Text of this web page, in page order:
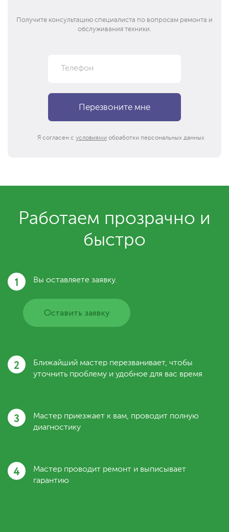
Получите консультацию специалиста по вопросам ремонта и
обслуживания техники.
Я согласен с условиями обработки персональных данных
Работаем прозрачно и
быстро
1 Вы оставляете заявку.
Оставить заявку
2
Ближайший мастер перезванивает, чтобы
уточнить проблему и удобное для вас время
3
Мастер приезжает к вам, проводит полную
диагностику
4
Мастер проводит ремонт и выписывает
гарантию